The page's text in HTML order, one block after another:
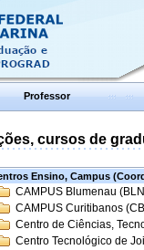
Professor
cursos de
Ensino, Campus
CAMPUS Blumenau
CAMPUS Curitibanos
Centro de Ciências,
Centro Tecnológico de